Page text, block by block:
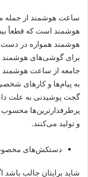
ساعت هوشمند از جمله
هوشمند است که قطعاً
هوشمند همواره در دست
برای گوشی‌های هوشمند
جامعه از ساعت هوشمند
به پیام‌ها و کارهای
گجت پوشیدنی به علت
پرطرفدارترین‌ها محسوب
و تولید می‌کنند.
دستکش‌های
شاید برایتان جالب باشد